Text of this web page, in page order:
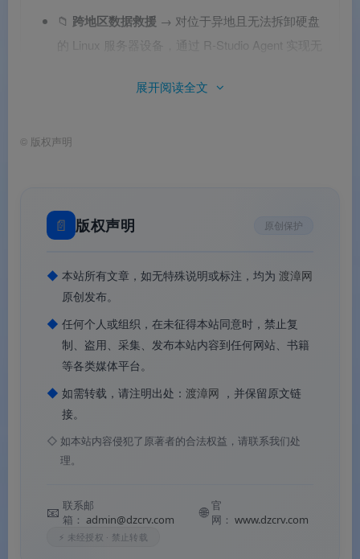
📁 跨地区数据救援 → 对位于异地且无法拆卸硬盘
的 Linux 服务器设备，通过 R‑Studio Agent 实现无
统一进行远程恢复管理。
访问 Linux 设备，实现跨平台数据恢复。
9年前 9367
跨平台兼容性方面，R‑Studio 可以与所有版
本的 R‑Studio Agent 协同工作，访问运行于
Windows、Mac OS 和 Linux 下的远程计算
机。
展开阅读全文
© 版权声明
📄 版权声明 原创保护
◆ 本站所有文章，如无特殊说明或标注，均为 渡漳网
原创发布。
◆ 任何个人或组织，在未征得本站同意时，禁止复
制、盗用、采集、发布本站内容到任何网站、书籍
等各类媒体平台。
◆ 如需转载，请注明出处： 渡漳网 ，并保留原文链
接。
◇ 如本站内容侵犯了原著者的合法权益，请联系我们处
理。
📧 联系邮
箱： admin@dzcrv.com 🌐官
网：www.dzcrv.com
⚡ 未经授权 · 禁止转载